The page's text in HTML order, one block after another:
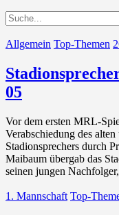
Allgemein Top-Themen
05
Vor dem ersten MRL-
Verabschiedung des
Stadionsprechers durch
Maibaum übergab das
seinen jungen
1. Mannschaft Top-